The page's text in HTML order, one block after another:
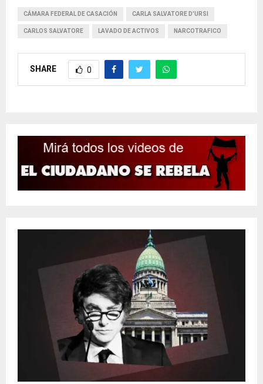
CÁMARA FEDERAL DE CASACIÓN CARLA SALVATORE D'URSI
CARLOS SALVATORE LAVADO DE ACTIVOS NARCOTRAFICO
SHARE 0